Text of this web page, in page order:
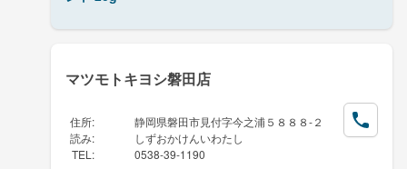
マツモトキヨシ磐田店
住所:
静岡県磐田市見付字今之浦５８８８-２
読み:
しずおかけんいわたし
TEL : 0538-39-1190